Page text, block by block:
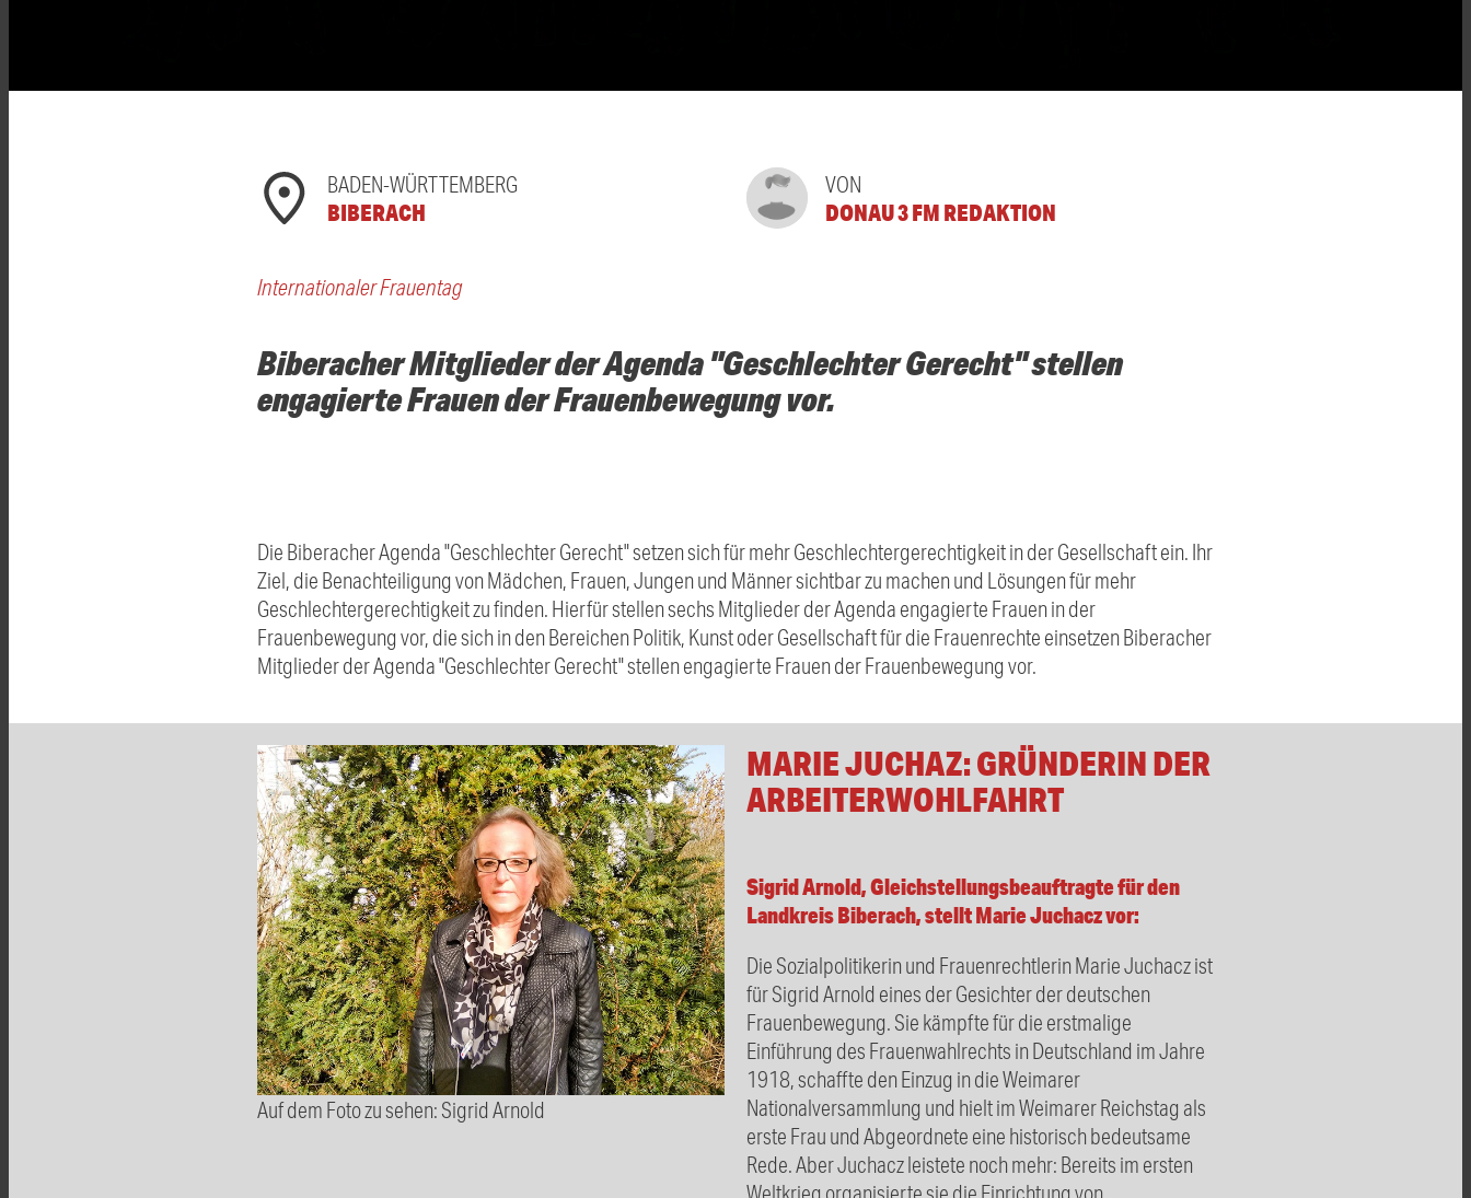
BADEN-WÜRTTEMBERG
BIBERACH
VON
DONAU 3 FM REDAKTION
Internationaler Frauentag
Biberacher Mitglieder der Agenda "Geschlechter Gerecht" stellen
engagierte Frauen der Frauenbewegung vor.
Die Biberacher Agenda"GeschlechterGerecht"setzen sich für mehr Geschlechtergerechtigkeit in der Gesellschaft ein. Ihr
Ziel, die Benachteiligung von Mädchen, Frauen, Jungen und Männer sichtbar zu machen und Lösungen für mehr
Geschlechtergerechtigkeit zu finden. Hierfür stellen sechs Mitglieder der Agenda engagierte Frauen in der
Frauenbewegung vor, die sich in den Bereichen Politik, Kunst oder Gesellschaft für die Frauenrechte einsetzen Biberacher
Mitglieder der Agenda"GeschlechterGerecht"stellen engagierte Frauen der Frauenbewegung vor.
Auf dem Foto zu sehen: Sigrid Arnold
MARIE JUCHAZ: GRÜNDERIN DER
ARBEITERWOHLFAHRT
Sigrid Arnold, Gleichstellungsbeauftragte für den
Landkreis Biberach, stellt Marie Juchacz vor:
Die Sozialpolitikerin und Frauenrechtlerin Marie Juchacz ist
für Sigrid Arnold eines der Gesichter der deutschen
Frauenbewegung. Sie kämpfte für die erstmalige
Einführung des Frauenwahlrechts in Deutschland im Jahre
1918, schaffte den Einzug in die Weimarer
Nationalversammlung und hielt im Weimarer Reichstag als
erste Frau und Abgeordnete eine historisch bedeutsame
Rede. Aber Juchacz leistete noch mehr: Bereits im ersten
Weltkrieg organisierte sie die Einrichtung von